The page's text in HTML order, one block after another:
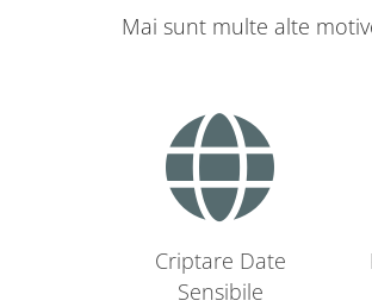
Mai sunt multe alte
Criptare Date
Sensibile